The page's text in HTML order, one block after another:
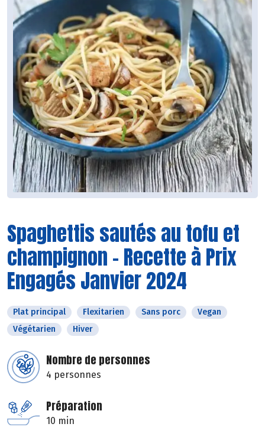
Spaghettis sautés au tofu et
champignon - Recette à Prix
Engagés Janvier 2024
Plat principal Flexitarien Sans porc
Vegan
Végétarien
Hiver
Nombre de personnes
4 personnes
Préparation
10 min